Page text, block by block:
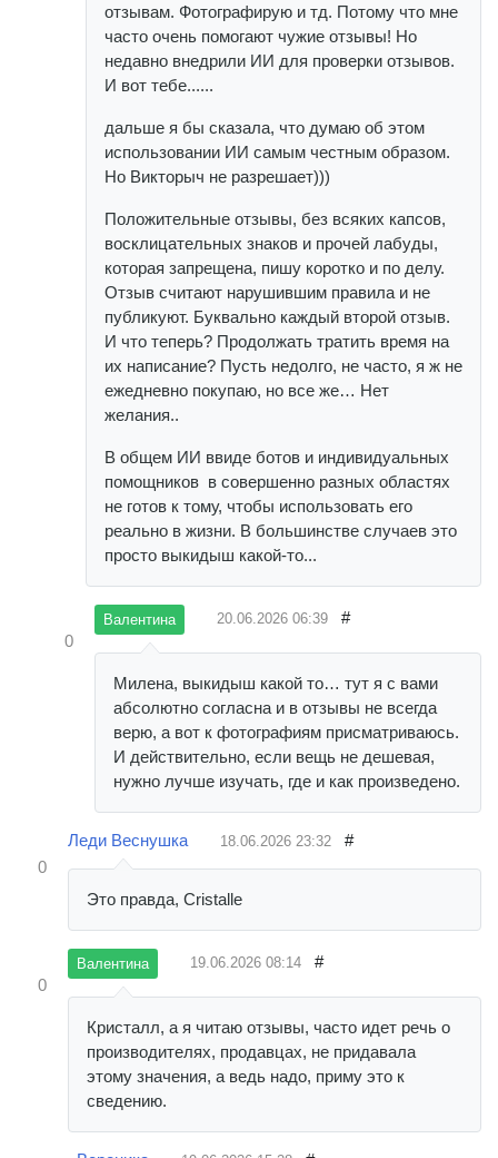
отзывам. Фотографирую и тд. Потому что мне
часто очень помогают чужие отзывы! Но
недавно внедрили ИИ для проверки отзывов.
И вот тебе......
дальше я бы сказала, что думаю об этом
использовании ИИ самым честным образом.
Но Викторыч не разрешает)))
Положительные отзывы, без всяких капсов,
восклицательных знаков и прочей лабуды,
которая запрещена, пишу коротко и по делу.
Отзыв считают нарушившим правила и не
публикуют. Буквально каждый второй отзыв.
И что теперь? Продолжать тратить время на
их написание? Пусть недолго, не часто, я ж не
ежедневно покупаю, но все же… Нет
желания..
В общем ИИ ввиде ботов и индивидуальных
помощников в совершенно разных областях
не готов к тому, чтобы использовать его
реально в жизни. В большинстве случаев это
просто выкидыш какой-то...
0
Валентина 20.06.2026 06:39 #
Милена, выкидыш какой то… тут я с вами
абсолютно согласна и в отзывы не всегда
верю, а вот к фотографиям присматриваюсь.
И действительно, если вещь не дешевая,
нужно лучше изучать, где и как произведено.
0
Леди Веснушка 18.06.2026 23:32 #
Это правда, Cristalle
0
Валентина 19.06.2026 08:14 #
Кристалл, а я читаю отзывы, часто идет речь о
производителях, продавцах, не придавала
этому значения, а ведь надо, приму это к
сведению.